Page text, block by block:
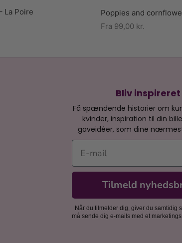
La Poire
Poppies and
Fra 99,00 kr.
Bliv inspireret
Få spændende historier om
kvinder, inspiration til din
gaveidéer, som dine
E-mail
Tilmeld
Når du tilmelder dig, giver du samtidig
må sende dig e-mails med et